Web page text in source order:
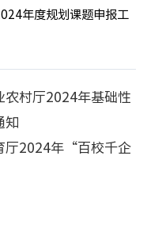
年度规划课题申报工
农村厅2024年基础性
知
厅2024年“百校千企